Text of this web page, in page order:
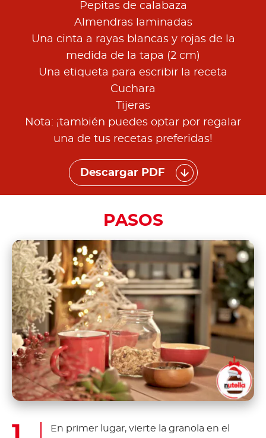
Pepitas de calabaza
Almendras laminadas
Una cinta a rayas blancas y rojas de la
medida de la tapa (2 cm)
Una etiqueta para escribir la receta
Cuchara
Tijeras
Nota: ¡también puedes optar por regalar
una de tus recetas preferidas!
Descargar PDF
PASOS
En primer lugar, vierte la granola en el